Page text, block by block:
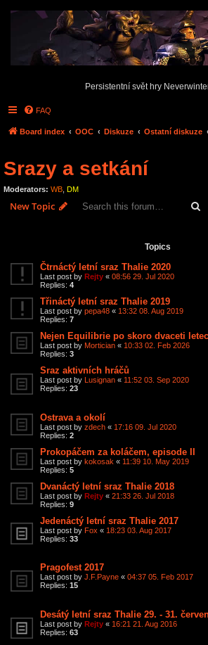
Persistentní svět hry
FAQ
Board index OOC Diskuze Ostatní diskuze
Srazy a setkání
Moderators: WB DM
New Topic
Topics
Čtrnáctý letní sraz Thalie 2020
Last post by Rejty « 08:56 29. Jul 2020
Replies: 4
Třináctý letní sraz Thalie 2019
Last post by pepa48 « 13:32 08. Aug 2019
Replies: 7
Nejen Equilibrie po skoro dvaceti
Last post by Mortician « 10:33 02. Feb 2026
Replies: 3
Sraz aktivních hráčů
Last post by Lusignan « 11:52 03. Sep 2020
Replies: 23
Ostrava a okolí
Last post by zdech « 17:16 09. Jul 2020
Replies: 2
Prokopáčem za koláčem, episode II
Last post by kokosak « 11:39 10. May 2019
Replies: 5
Dvanáctý letní sraz Thalie 2018
Last post by Rejty « 21:33 26. Jul 2018
Replies: 9
Jedenáctý letní sraz Thalie 2017
Last post by Fox « 18:23 03. Aug 2017
Replies: 33
Pragofest 2017
Last post by J.F.Payne « 04:37 05. Feb 2017
Replies: 15
Desátý letní sraz Thalie 29. - 31.
Last post by Rejty « 16:21 21. Aug 2016
Replies: 63